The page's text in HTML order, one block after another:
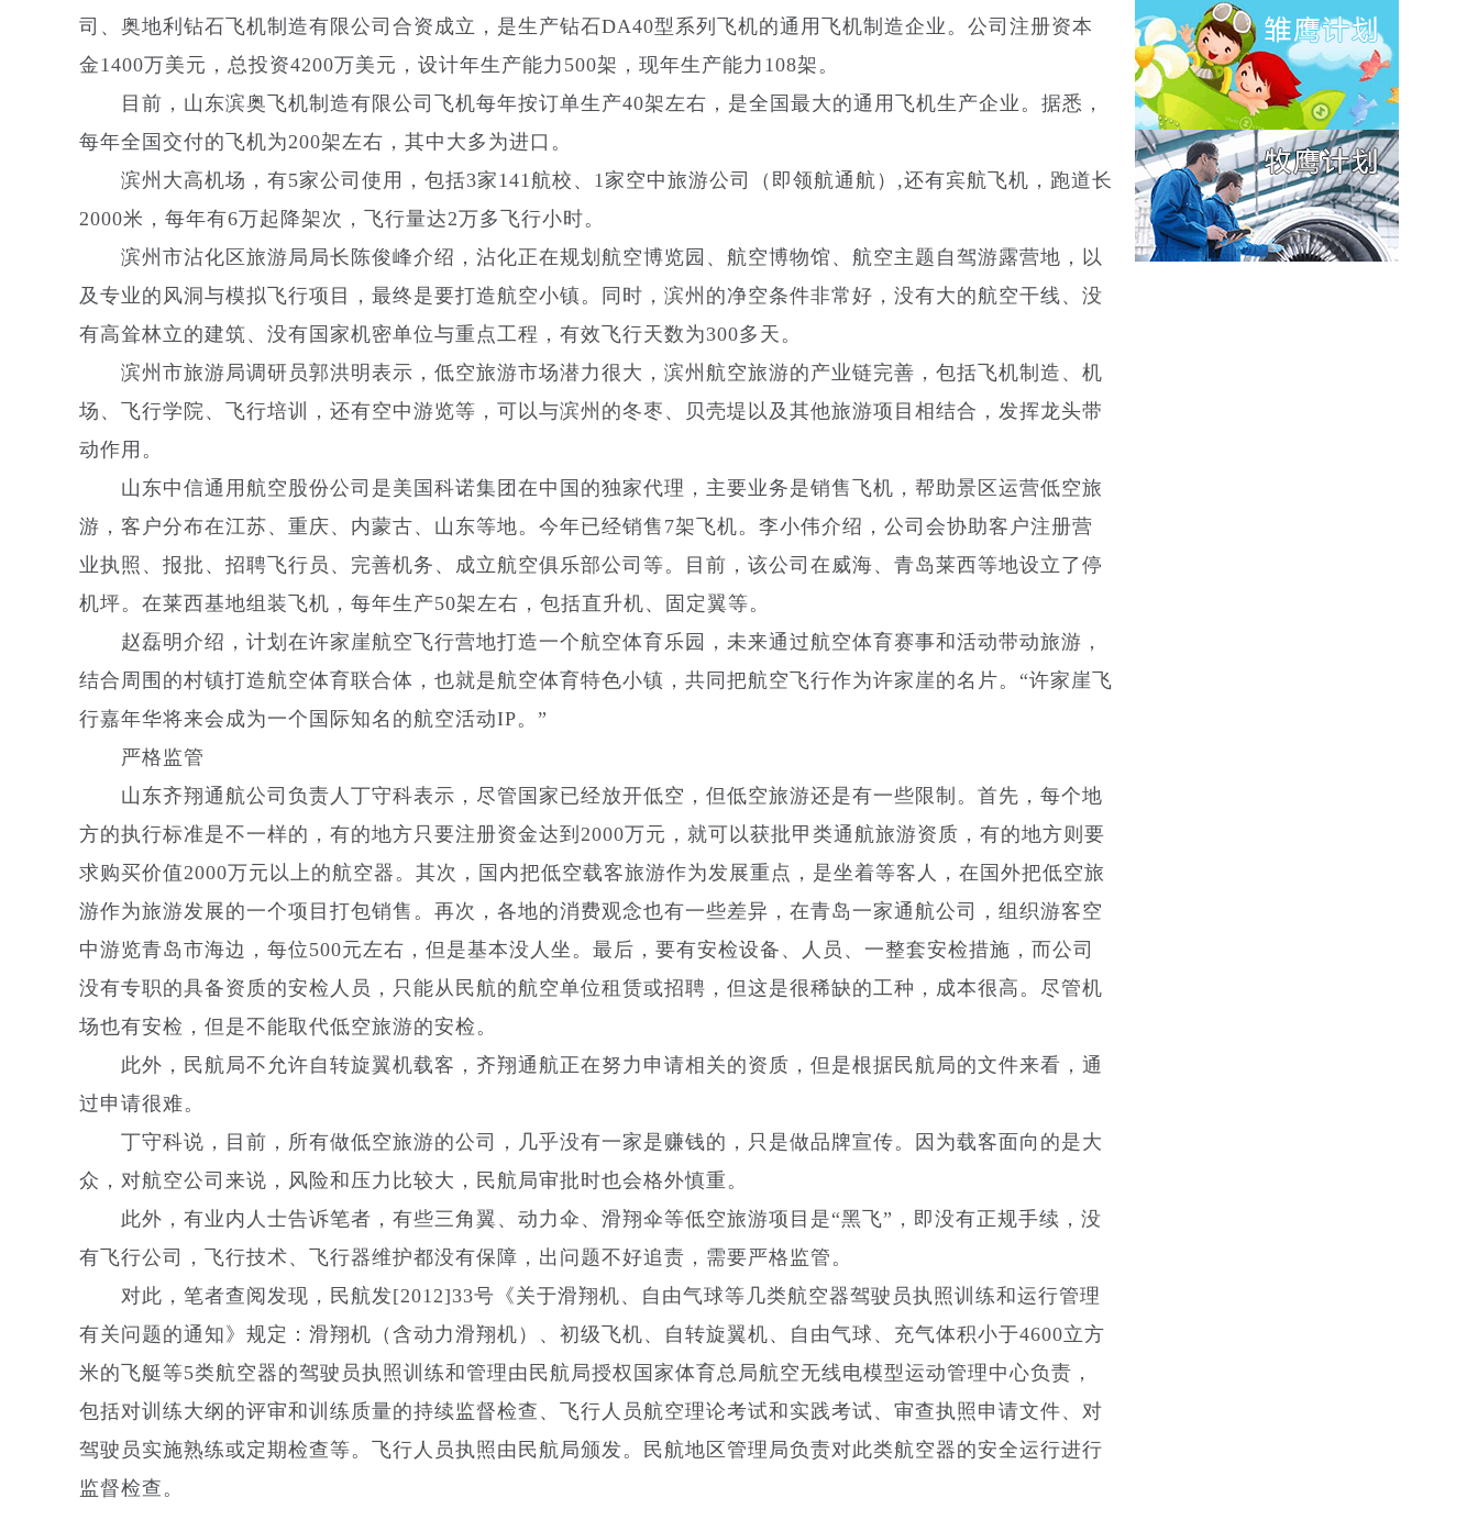
司、奥地利钻石飞机制造有限公司合资成立，是生产钻石DA40型系列飞机的通用飞机制造企业。公司注册资本
金1400万美元，总投资4200万美元，设计年生产能力500架，现年生产能力108架。
目前，山东滨奥飞机制造有限公司飞机每年按订单生产40架左右，是全国最大的通用飞机生产企业。据悉，
每年全国交付的飞机为200架左右，其中大多为进口。
滨州大高机场，有5家公司使用，包括3家141航校、1家空中旅游公司（即领航通航）,还有宾航飞机，跑道长
2000米，每年有6万起降架次，飞行量达2万多飞行小时。
滨州市沾化区旅游局局长陈俊峰介绍，沾化正在规划航空博览园、航空博物馆、航空主题自驾游露营地，以
及专业的风洞与模拟飞行项目，最终是要打造航空小镇。同时，滨州的净空条件非常好，没有大的航空干线、没
有高耸林立的建筑、没有国家机密单位与重点工程，有效飞行天数为300多天。
滨州市旅游局调研员郭洪明表示，低空旅游市场潜力很大，滨州航空旅游的产业链完善，包括飞机制造、机
场、飞行学院、飞行培训，还有空中游览等，可以与滨州的冬枣、贝壳堤以及其他旅游项目相结合，发挥龙头带
动作用。
山东中信通用航空股份公司是美国科诺集团在中国的独家代理，主要业务是销售飞机，帮助景区运营低空旅
游，客户分布在江苏、重庆、内蒙古、山东等地。今年已经销售7架飞机。李小伟介绍，公司会协助客户注册营
业执照、报批、招聘飞行员、完善机务、成立航空俱乐部公司等。目前，该公司在威海、青岛莱西等地设立了停
机坪。在莱西基地组装飞机，每年生产50架左右，包括直升机、固定翼等。
赵磊明介绍，计划在许家崖航空飞行营地打造一个航空体育乐园，未来通过航空体育赛事和活动带动旅游，
结合周围的村镇打造航空体育联合体，也就是航空体育特色小镇，共同把航空飞行作为许家崖的名片。“许家崖飞
行嘉年华将来会成为一个国际知名的航空活动IP。”
严格监管
山东齐翔通航公司负责人丁守科表示，尽管国家已经放开低空，但低空旅游还是有一些限制。首先，每个地
方的执行标准是不一样的，有的地方只要注册资金达到2000万元，就可以获批甲类通航旅游资质，有的地方则要
求购买价值2000万元以上的航空器。其次，国内把低空载客旅游作为发展重点，是坐着等客人，在国外把低空旅
游作为旅游发展的一个项目打包销售。再次，各地的消费观念也有一些差异，在青岛一家通航公司，组织游客空
中游览青岛市海边，每位500元左右，但是基本没人坐。最后，要有安检设备、人员、一整套安检措施，而公司
没有专职的具备资质的安检人员，只能从民航的航空单位租赁或招聘，但这是很稀缺的工种，成本很高。尽管机
场也有安检，但是不能取代低空旅游的安检。
此外，民航局不允许自转旋翼机载客，齐翔通航正在努力申请相关的资质，但是根据民航局的文件来看，通
过申请很难。
丁守科说，目前，所有做低空旅游的公司，几乎没有一家是赚钱的，只是做品牌宣传。因为载客面向的是大
众，对航空公司来说，风险和压力比较大，民航局审批时也会格外慎重。
此外，有业内人士告诉笔者，有些三角翼、动力伞、滑翔伞等低空旅游项目是“黑飞”，即没有正规手续，没
有飞行公司，飞行技术、飞行器维护都没有保障，出问题不好追责，需要严格监管。
对此，笔者查阅发现，民航发[2012]33号《关于滑翔机、自由气球等几类航空器驾驶员执照训练和运行管理
有关问题的通知》规定：滑翔机（含动力滑翔机）、初级飞机、自转旋翼机、自由气球、充气体积小于4600立方
米的飞艇等5类航空器的驾驶员执照训练和管理由民航局授权国家体育总局航空无线电模型运动管理中心负责，
包括对训练大纲的评审和训练质量的持续监督检查、飞行人员航空理论考试和实践考试、审查执照申请文件、对
驾驶员实施熟练或定期检查等。飞行人员执照由民航局颁发。民航地区管理局负责对此类航空器的安全运行进行
监督检查。